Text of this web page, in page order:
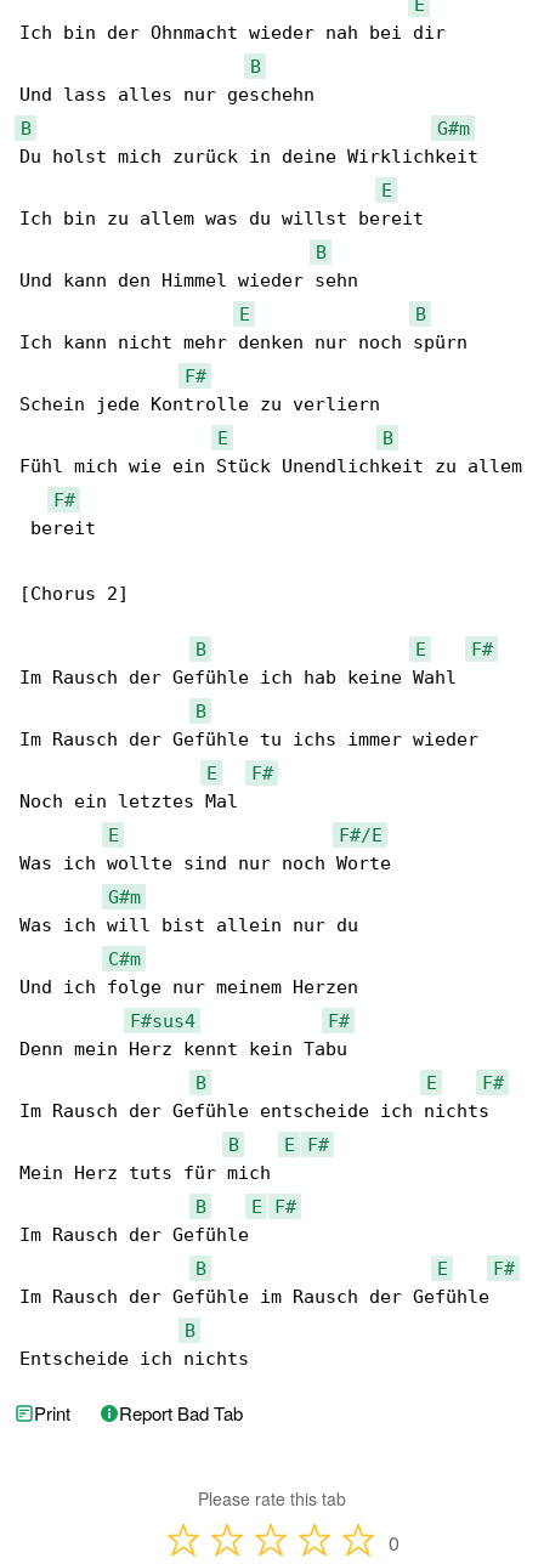
E
Ich bin der Ohnmacht wieder nah bei dir
B
B
G#m
Du holst mich zurück in deine Wirklichkeit
E
Ich bin zu allem was du willst bereit
B
Und kann den Himmel wieder sehn
E
B
Ich kann nicht mehr denken nur noch spürn
F#
Schein jede Kontrolle zu verliern
E
B
Fühl mich wie ein Stück Unendlichkeit zu allem
F#
bereit
[Chorus 2]
B E
F#
Im Rausch der Gefühle ich hab keine Wahl
B
Im Rausch der Gefühle tu ichs immer wieder
E
F#
Noch ein letztes Mal
E
F#/E
Was ich wollte sind nur noch Worte
G#m
Was ich will bist allein nur du
C#m
Und ich folge nur meinem Herzen
F#sus4
F#
Denn mein Herz kennt kein Tabu
B
E
F#
Im Rausch der Gefühle entscheide ich nichts
B
E
F#
Mein Herz tuts für mich
B
E
F#
Im Rausch der Gefühle
B
E
F#
Im Rausch der Gefühle im Rausch der Gefühle
B
Entscheide ich nichts
Print Report Bad Tab
Please rate this tab
0